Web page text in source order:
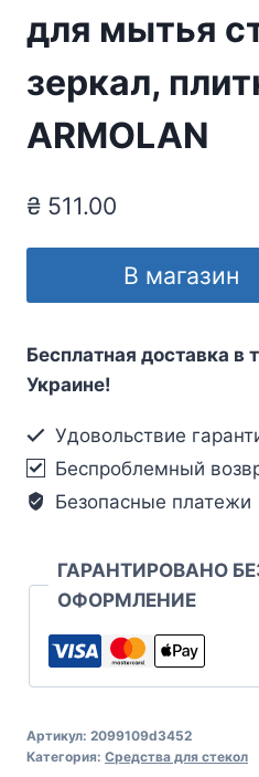
для мытья
зеркал,
ARMOLAN
₴ 511.00
В магазин
Бесплатная доставка в
Украине!
Удовольствие
Беспроблемный
Безопасные платежи
ГАРАНТИРОВАНО
ОФОРМЛЕНИЕ
Артикул: 2099109d3452
Категория: Средства для стекол